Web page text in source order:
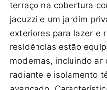
terraço na cobertura
jacuzzi e um jardim
exteriores para lazer e
residências estão
modernas, incluindo ar
radiante e isolamento